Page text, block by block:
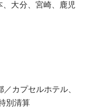
大分、宮崎、鹿児
カプセルホテル、
別清算